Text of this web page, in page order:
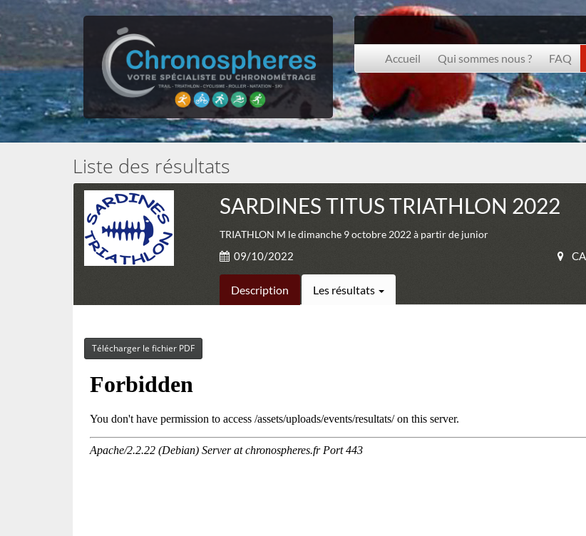
Accueil Qui sommes nous ? FAQ
Liste des résultats
SARDINES TITUS TRIATHLON 2022
TRIATHLON M le dimanche 9 octobre 2022 à partir de junior
09/10/2022
Description Les résultats
Télécharger le fichier PDF